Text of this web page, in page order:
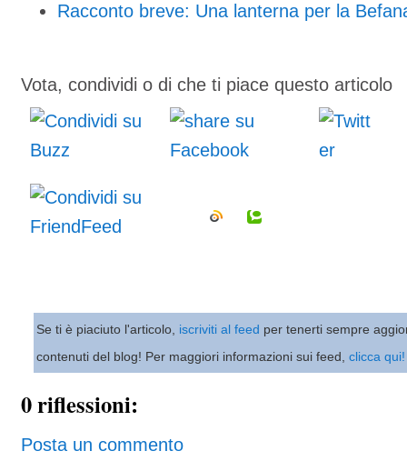
Racconto breve: Una lanterna per la
Vota, condividi o di che ti piace questo articolo
Se ti è piaciuto l'articolo, iscriviti al feed per tenerti sempre
contenuti del blog! Per maggiori informazioni sui feed, clicca qui!
0 riflessioni:
Posta un commento